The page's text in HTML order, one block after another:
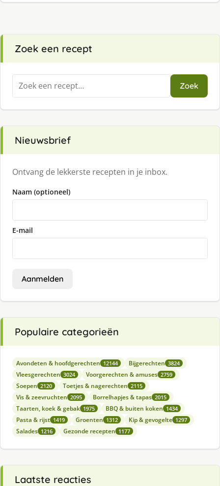
Zoek een recept
Zoeken
naar:
Zoek
Nieuwsbrief
Ontvang de lekkerste recepten in je inbox.
Naam (optioneel)
E-mail
Aanmelden
Populaire categorieën
Avondeten & hoofdgerechten 12144 Bijgerechten 3824
Vleesgerechten 3024 Voorgerechten & amuses 2759
Soepen 2120 Toetjes & nagerechten 2115
Vis & zeevruchten 2095 Borrelhapjes & tapas 2015
Taarten, koek & gebak 1975 BBQ & buiten koken 1434
Pasta & rijst 1419 Groenten 1312 Kip & gevogelte 1297
Salades 1216 Gezonde recepten 1177
Laatste reacties